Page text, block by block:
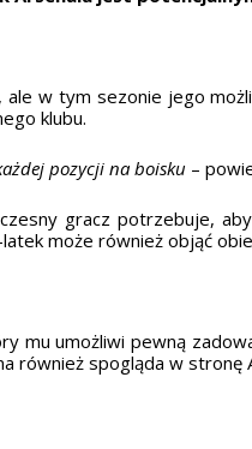
w tym sezonie jego
klubu.
pozycji na boisku –
gracz potrzebuje,
latek może również objąć
mu umożliwi pewną
również spogląda w